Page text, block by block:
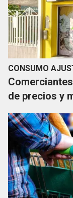
CONSUMO
de precios y